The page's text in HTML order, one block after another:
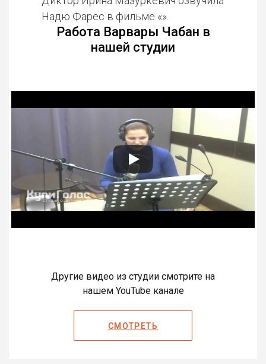
Надю Фарес в фильме «».
Работа Варвары Чабан в
нашей студии
Другие видео из студии смотрите на
нашем YouTube канале
СМОТРЕТЬ